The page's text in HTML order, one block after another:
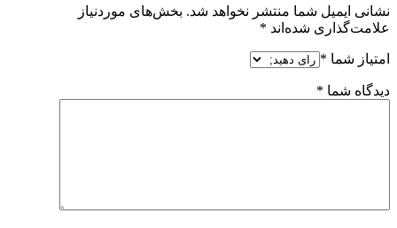
نشانی ایمیل شما منتشر نخواهد شد. بخش‌های موردنیاز
علامت‌گذاری شده‌اند *
امتیاز شما *
دیدگاه شما *